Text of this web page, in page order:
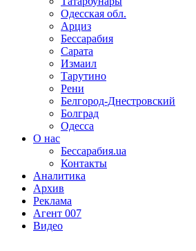
Одесская обл.
Арциз
Бессарабия
Сарата
Измаил
Тарутино
Рени
Белгород-Днестровский
Болград
Одесса
О нас
Бессарабия.ua
Контакты
Аналитика
Архив
Реклама
Агент 007
Видео